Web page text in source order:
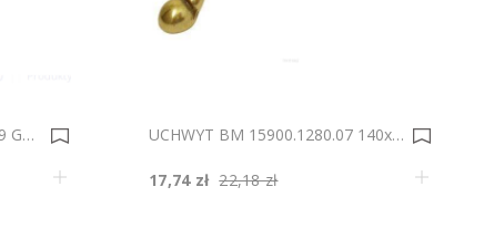
UCHWYT BM* 24221Z3000.19 GAŁKA 30 0006279 UCHWYT BM 15900.1280.07 140x14/128 0005846
17,74 zł 22,18 zł